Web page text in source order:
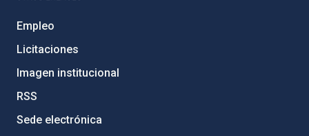
Empleo
Licitaciones
Imagen institucional
RSS
Sede electrónica